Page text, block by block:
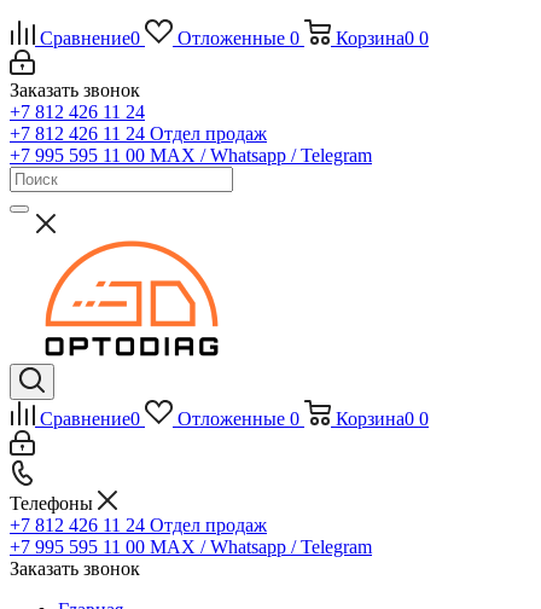
Сравнение0 Отложенные 0 Корзина0 0
Заказать звонок
+7 812 426 11 24
+7 812 426 11 24 Отдел продаж
+7 995 595 11 00 MAX / Whatsapp / Telegram
Сравнение0 Отложенные 0 Корзина0 0
Телефоны
+7 812 426 11 24 Отдел продаж
+7 995 595 11 00 MAX / Whatsapp / Telegram
Заказать звонок